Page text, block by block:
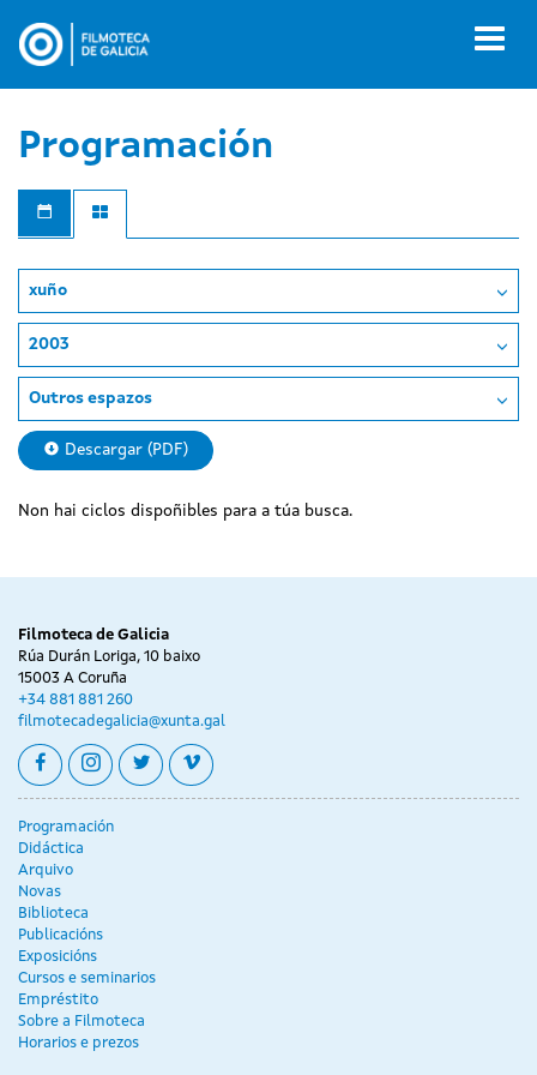
contido
Programación
xuño
2003
Outros espazos
Descargar (PDF)
Non hai ciclos dispoñibles para a túa busca.
Filmoteca de Galicia
Rúa Durán Loriga, 10 baixo
15003 A Coruña
+34 881 881 260
filmotecadegalicia@xunta.gal
facebookinstagram
twittervimeo
Programación
Didáctica
Arquivo
Novas
Biblioteca
Publicacións
Exposicións
Cursos e seminarios
Empréstito
Sobre a Filmoteca
Horarios e prezos